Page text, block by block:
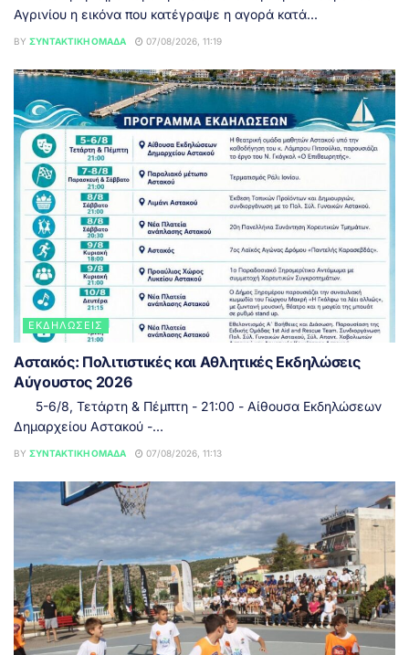
Αγρινίου η εικόνα που κατέγραψε η αγορά κατά...
BY ΣΥΝΤΑΚΤΙΚΉ ΟΜΆΔΑ 07/08/2026, 11:19
ΕΚΔΗΛΏΣΕΙΣ
Αστακός: Πολιτιστικές και Αθλητικές Εκδηλώσεις
Αύγουστος 2026
5-6/8, Τετάρτη & Πέμπτη - 21:00 - Αίθουσα Εκδηλώσεων
Δημαρχείου Αστακού -...
BY ΣΥΝΤΑΚΤΙΚΉ ΟΜΆΔΑ 07/08/2026, 11:13